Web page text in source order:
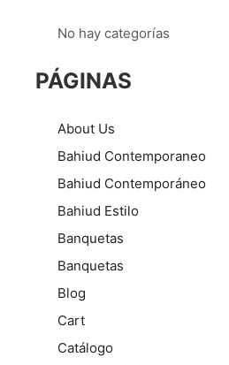
No hay categorías
PÁGINAS
About Us
Bahiud Contemporaneo
Bahiud Contemporáneo
Bahiud Estilo
Banquetas
Banquetas
Blog
Cart
Catálogo